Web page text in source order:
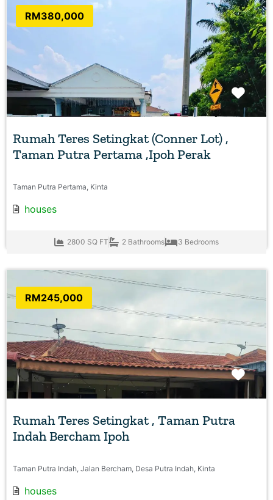
RM380,000
Rumah Teres Setingkat (Conner Lot) ,
Taman Putra Pertama ,Ipoh Perak
Taman Putra Pertama, Kinta
houses
2800 SQ FT 2 Bathrooms 3 Bedrooms
RM245,000
Rumah Teres Setingkat , Taman Putra
Indah Bercham Ipoh
Taman Putra Indah, Jalan Bercham, Desa Putra Indah, Kinta
houses